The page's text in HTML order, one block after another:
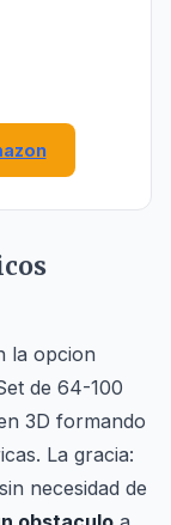
la opcion
de 64-100
3D formando
La gracia:
necesidad de